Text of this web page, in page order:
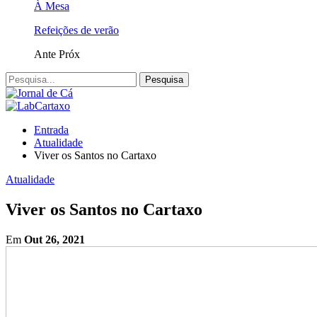
À Mesa
Refeições de verão
Ante Próx
Entrada
Atualidade
Viver os Santos no Cartaxo
Atualidade
Viver os Santos no Cartaxo
Em Out 26, 2021